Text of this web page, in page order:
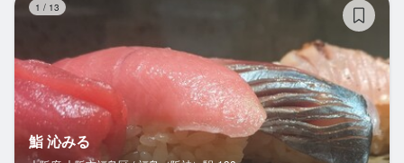
1 / 13
鮨 沁みる